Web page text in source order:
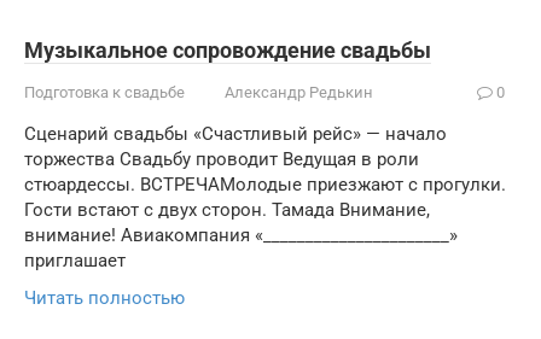
Музыкальное сопровождение свадьбы
Подготовка к свадьбе Александр Редькин 0
Сценарий свадьбы «Счастливый рейс» — начало
торжества Свадьбу проводит Ведущая в роли
стюардессы. ВСТРЕЧАМолодые приезжают с прогулки.
Гости встают с двух сторон. Тамада Внимание,
внимание! Авиакомпания «______________________»
приглашает
Читать полностью